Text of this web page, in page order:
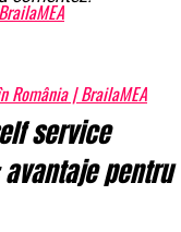
România | BrailaMEA
service
pentru